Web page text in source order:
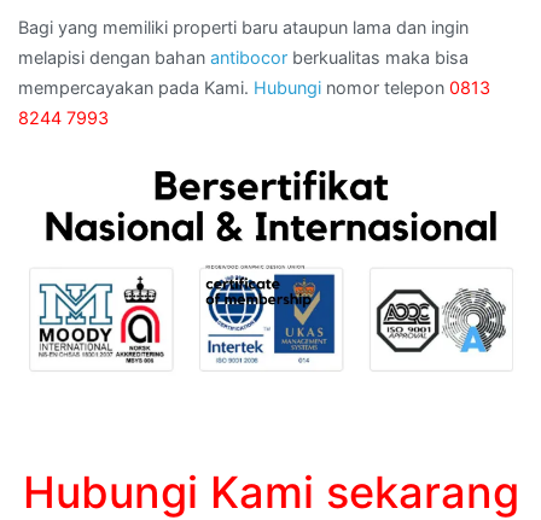
Bagi yang memiliki properti baru ataupun lama dan ingin
melapisi dengan bahan antibocor berkualitas maka bisa
mempercayakan pada Kami. Hubungi nomor telepon 0813
8244 7993
Hubungi Kami sekarang